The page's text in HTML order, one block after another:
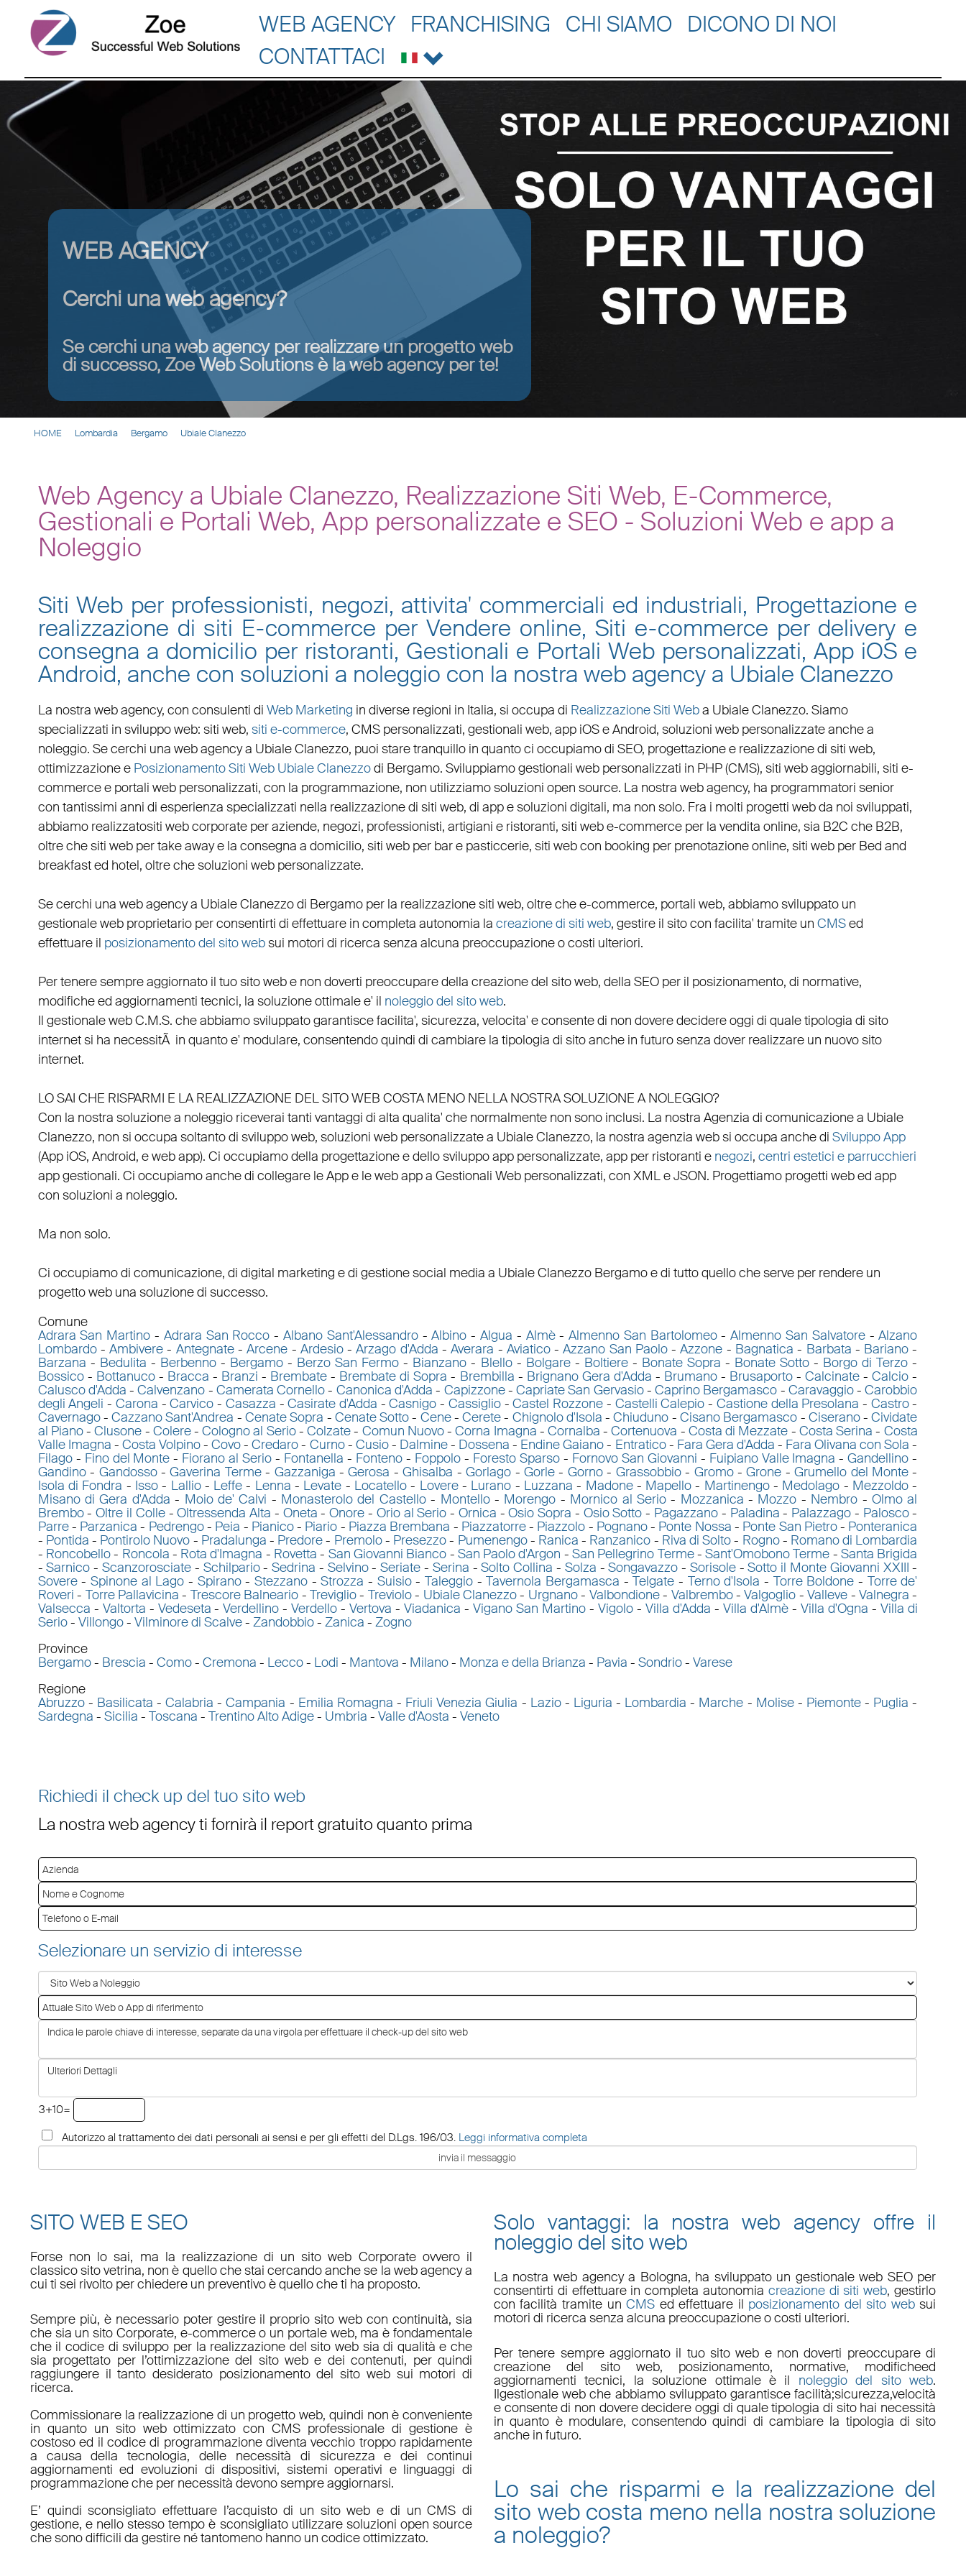
WEB AGENCY FRANCHISING CHI SIAMO
DICONO DI NOI
CONTATTACI
WEB AGENCY
Cerchi una web agency?
Se cerchi una web agency per realizzare un progetto web
di successo, Zoe Web Solutions è la web agency per te!
HOME Lombardia Bergamo Ubiale Clanezzo
Web Agency a Ubiale Clanezzo, Realizzazione Siti Web, E-Commerce,
Gestionali e Portali Web, App personalizzate e SEO - Soluzioni Web e app a
Noleggio
Siti Web per professionisti, negozi, attivita' commerciali ed industriali, Progettazione e
realizzazione di siti E-commerce per Vendere online, Siti e-commerce per delivery e
consegna a domicilio per ristoranti, Gestionali e Portali Web personalizzati, App iOS e
Android, anche con soluzioni a noleggio con la nostra web agency a Ubiale Clanezzo
La nostra web agency, con consulenti di Web Marketing in diverse regioni in Italia, si occupa di Realizzazione Siti Weba Ubiale Clanezzo. Siamo
specializzati in sviluppo web: siti web, siti e-commerce, CMS personalizzati, gestionali web, app iOS e Android, soluzioni web personalizzateanche a
noleggio. Se cerchi una web agency a Ubiale Clanezzo, puoi stare tranquillo in quanto ci occupiamo di SEO, progettazione e realizzazione di siti web,
ottimizzazionee Posizionamento Siti Web Ubiale Clanezzodi Bergamo. Sviluppiamogestionali web personalizzati in PHP(CMS), siti web aggiornabili, siti e-
commercee portali web personalizzati, con la programmazione, non utilizziamo soluzioni open source. La nostra web agency, ha programmatori senior
con tantissimi anni di esperienza specializzati nella realizzazione di siti web, di app e soluzioni digitali, ma non solo. Fra i molti progetti web da noi sviluppati,
abbiamo realizzatositi web corporateperaziende, negozi, professionisti, artigiani e ristoranti, siti web e-commerceper la vendita online, sia B2C che B2B,
oltre chesiti web per take awaye la consegna a domicilio, siti web per bare pasticcerie, siti web con booking per prenotazione online, siti web per Bed and
breakfast ed hotel, oltre chesoluzioni web personalizzate.
Se cerchi una web agency a Ubiale Clanezzodi Bergamo per la realizzazione siti web, oltre chee-commerce, portali web, abbiamo sviluppato un
gestionale webproprietario per consentirti di effettuare in completa autonomia la creazione di siti web, gestire il sito con facilita' tramite un CMSed
effettuare il posizionamento del sito websui motori di ricerca senza alcuna preoccupazione o costi ulteriori.
Per tenere sempre aggiornato il tuo sito web e non doverti preoccupare della creazione del sito web, della SEOper il posizionamento, di normative,
modifiche ed aggiornamenti tecnici, la soluzione ottimale e' il noleggio del sito web.
Il gestionale web C.M.S. che abbiamo sviluppato garantiscefacilita', sicurezza, velocita' e consente di non dovere decidere oggi di quale tipologia di sito
internet si ha necessitÃ in quanto e' modulare, consentendo quindi di cambiare la tipologia di sito anche in futuro senza dover realizzare un nuovo sito
internet.
LO SAI CHE RISPARMI E LA REALIZZAZIONE DEL SITO WEB COSTA MENO NELLA NOSTRA SOLUZIONE A NOLEGGIO?
Con la nostra soluzione a noleggio riceverai tanti vantaggi di alta qualita' che normalmente non sono inclusi. La nostra Agenzia di comunicazione a Ubiale
Clanezzo, non si occupa soltanto di sviluppo web, soluzioni web personalizzate a Ubiale Clanezzo, la nostra agenzia websi occupa anche di Sviluppo App
(App iOS, Android, eweb app). Ci occupiamo della progettazionee dellosviluppo app personalizzate, app per ristoranti e negozi, centri estetici e parrucchieri
app gestionali. Ci occupiamo anche di collegareleAppe leweb appa Gestionali Web personalizzati, con XMLeJSON. Progettiamo progetti webed app
con soluzioni a noleggio.
Ma non solo.
Ci occupiamo di comunicazione, di digital marketing e di gestione social media a Ubiale ClanezzoBergamo e di tutto quello che serve per rendere un
progetto web una soluzione di successo.
Comune
Adrara San Martino - Adrara San Rocco - Albano Sant'Alessandro-Albino - Algua - Almè-Almenno San Bartolomeo-Almenno San Salvatore-Alzano
Lombardo-Ambivere - Antegnate-Arcene - Ardesio-Arzago d'Adda -Averara - Aviatico-Azzano San Paolo-Azzone - Bagnatica - Barbata - Bariano -
Barzana - Bedulita - Berbenno- Bergamo - Berzo San Fermo - Bianzano - Blello- Bolgare- Boltiere- Bonate Sopra - Bonate Sotto - Borgo di Terzo -
Bossico- Bottanuco- Bracca - Branzi - Brembate - Brembate di Sopra - Brembilla - Brignano Gera d'Adda - Brumano- Brusaporto -Calcinate -Calcio -
Calusco d'Adda -Calvenzano - Camerata Cornello- Canonica d'Adda - Capizzone-Capriate San Gervasio-Caprino Bergamasco - Caravaggio-Carobbio
degli Angeli - Carona -Carvico - Casazza -Casirate d'Adda -Casnigo - Cassiglio-Castel Rozzone - Castelli Calepio - Castione della Presolana - Castro-
Cavernago-Cazzano Sant'Andrea - Cenate Sopra - Cenate Sotto- Cene-Cerete- Chignolo d'Isola -Chiuduno - Cisano Bergamasco - Ciserano-Cividate
al Piano-Clusone - Colere-Cologno al Serio-Colzate- Comun Nuovo-Corna Imagna - Cornalba -Cortenuova - Costa di Mezzate - Costa Serina - Costa
Valle Imagna - Costa Volpino-Covo-Credaro- Curno- Cusio- Dalmine- Dossena - Endine Gaiano- Entratico- Fara Gera d'Adda - Fara Olivana con Sola -
Filago- Fino del Monte - Fiorano al Serio - Fontanella - Fonteno - Foppolo - Foresto Sparso- Fornovo San Giovanni - Fuipiano Valle Imagna -Gandellino -
Gandino- Gandosso-Gaverina Terme- Gazzaniga -Gerosa -Ghisalba -Gorlago - Gorle - Gorno- Grassobbio- Gromo-Grone -Grumello del Monte -
Isola di Fondra - Isso- Lallio- Leffe - Lenna - Levate - Locatello - Lovere- Lurano - Luzzana - Madone- Mapello - Martinengo- Medolago - Mezzoldo -
Misano di Gera d'Adda - Moio de' Calvi - Monasterolo del Castello- Montello- Morengo - Mornico al Serio- Mozzanica - Mozzo - Nembro - Olmo al
Brembo-Oltre il Colle-Oltressenda Alta - Oneta -Onore - Orio al Serio - Ornica -Osio Sopra - Osio Sotto - Pagazzano - Paladina - Palazzago - Palosco-
Parre- Parzanica - Pedrengo- Peia - Pianico- Piario - Piazza Brembana - Piazzatorre- Piazzolo - Pognano- Ponte Nossa - Ponte San Pietro- Ponteranica
- Pontida - Pontirolo Nuovo - Pradalunga - Predore- Premolo- Presezzo- Pumenengo- Ranica - Ranzanico - Riva di Solto- Rogno- Romano di Lombardia
- Roncobello- Roncola - Rota d'Imagna - Rovetta - San Giovanni Bianco - San Paolo d'Argon -San Pellegrino Terme-Sant'Omobono Terme -Santa Brigida
-Sarnico -Scanzorosciate - Schilpario-Sedrina - Selvino-Seriate - Serina -Solto Collina - Solza -Songavazzo - Sorisole-Sotto il Monte Giovanni XXIII -
Sovere-Spinone al Lago - Spirano-Stezzano -Strozza - Suisio-Taleggio -Tavernola Bergamasca -Telgate - Terno d'Isola - Torre Boldone - Torre de'
Roveri - Torre Pallavicina - Trescore Balneario - Treviglio- Treviolo- Ubiale Clanezzo- Urgnano- Valbondione- Valbrembo-Valgoglio -Valleve -Valnegra -
Valsecca - Valtorta - Vedeseta -Verdellino -Verdello -Vertova -Viadanica -Vigano San Martino - Vigolo- Villa d'Adda - Villa d'Almè- Villa d'Ogna - Villa di
Serio- Villongo- Vilminore di Scalve- Zandobbio- Zanica - Zogno
Province
Bergamo- Brescia - Como- Cremona - Lecco- Lodi - Mantova - Milano- Monza e della Brianza - Pavia - Sondrio- Varese
Regione
Abruzzo- Basilicata -Calabria -Campania - Emilia Romagna - Friuli Venezia Giulia - Lazio- Liguria - Lombardia - Marche - Molise- Piemonte - Puglia -
Sardegna - Sicilia - Toscana - Trentino Alto Adige- Umbria - Valle d'Aosta - Veneto
Richiedi il check up del tuo sito web
La nostra web agency ti fornirà il report gratuito quanto prima
Selezionare un servizio di interesse
3+10=
Autorizzo al trattamento dei dati personali ai sensi e per gli effetti del D.Lgs. 196/03. Leggi informativa completa
SITO WEB E SEO
Forse non lo sai, ma la realizzazione di un sito web Corporate ovvero il
classico sito vetrina, non è quello che stai cercando anche se la web agency a
cui ti sei rivolto per chiedere un preventivo è quello che ti ha proposto.
Sempre più, è necessario poter gestire il proprio sito web con continuità, sia
che sia un sito Corporate, e-commerce o un portale web, ma è fondamentale
che il codice di sviluppo per la realizzazione del sito web sia di qualità e che
sia progettato per l’ottimizzazione del sito web e dei contenuti, per quindi
raggiungere il tanto desiderato posizionamento del sito web sui motori di
ricerca.
Commissionare la realizzazione di un progetto web, quindi non è conveniente
in quanto un sito web ottimizzato con CMS professionale di gestione è
costoso ed il codice di programmazione diventa vecchio troppo rapidamente
a causa della tecnologia, delle necessità di sicurezza e dei continui
aggiornamenti ed evoluzioni di dispositivi, sistemi operativi e linguaggi di
programmazione che per necessità devono sempre aggiornarsi.
E’ quindi sconsigliato effettuare l’acquisto di un sito web e di un CMS di
gestione, e nello stesso tempo è sconsigliato utilizzare soluzioni open source
che sono difficili da gestire né tantomeno hanno un codice ottimizzato.
Solo vantaggi: la nostra web agency offre il
noleggio del sito web
La nostraweb agency a Bologna, ha sviluppato un gestionale web SEOper
consentirti di effettuare in completa autonomia creazione di siti web, gestirlo
con facilità tramite unCMS ed effettuare il posizionamento del sito websui
motori di ricerca senza alcuna preoccupazione o costi ulteriori.
Per tenere sempre aggiornato il tuo sito web e non doverti preoccupare di
creazione del sito web, posizionamento, normative, modificheed
aggiornamenti tecnici, la soluzione ottimale è il noleggio del sito web.
Ilgestionale webche abbiamo sviluppato garantiscefacilità;sicurezza,velocità
e consente di non dovere decidere oggi di quale tipologia di sito hai necessità
in quanto è modulare, consentendo quindi di cambiare la tipologia di sito
anche in futuro.
Lo sai che risparmi e la realizzazione del
sito webcosta meno nella nostra soluzione
a noleggio?